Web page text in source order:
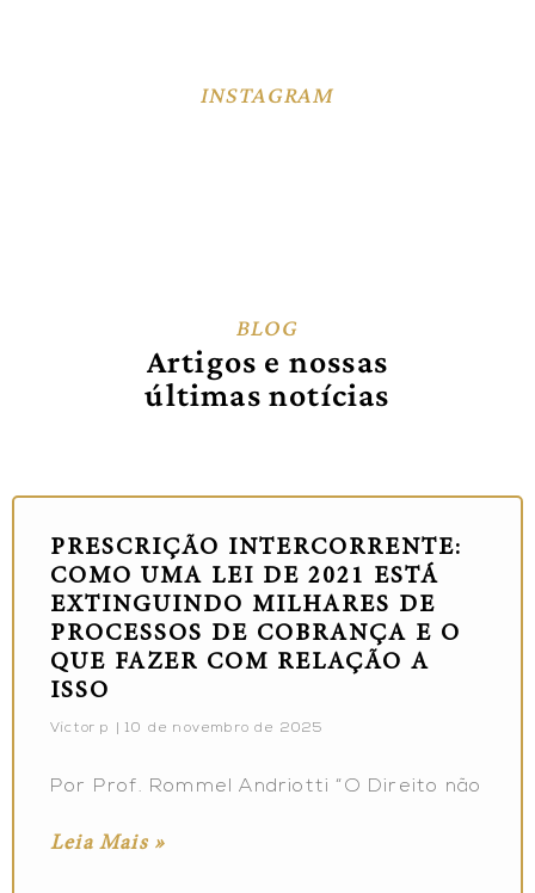
INSTAGRAM
BLOG
Artigos e nossas
últimas notícias
PRESCRIÇÃO INTERCORRENTE:
COMO UMA LEI DE 2021 ESTÁ
EXTINGUINDO MILHARES DE
PROCESSOS DE COBRANÇA E O
QUE FAZER COM RELAÇÃO A
ISSO
Victor p 10 de novembro de 2025
Por Prof. Rommel Andriotti “O Direito não
Leia Mais »